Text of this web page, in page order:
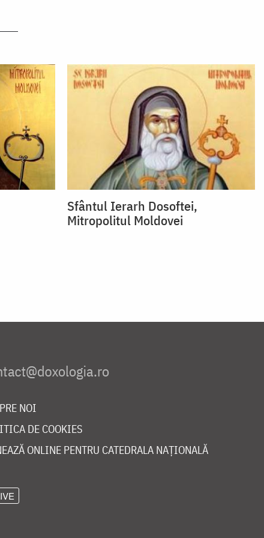
Sfântul Ierarh Dosoftei,
Mitropolitul Moldovei
NOI
DE COOKIES
ONLINE PENTRU CATEDRALA NAȚIONALĂ